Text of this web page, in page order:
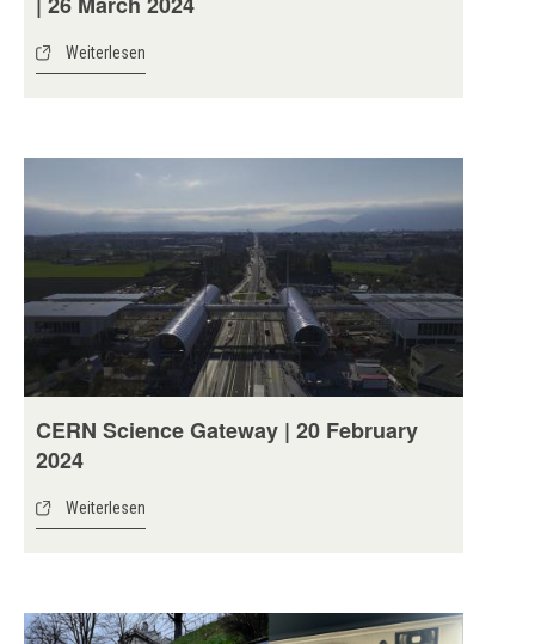
Weiterlesen
CERN Science Gateway | 20 February
2024
Weiterlesen